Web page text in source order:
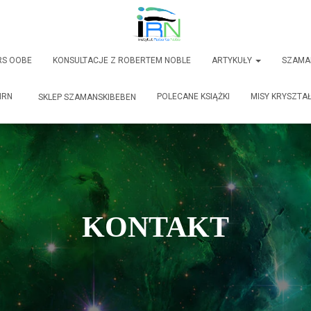
OOBE KONSULTACJE Z ROBERTEM NOBLE ARTYKUŁY
SKLEP SZAMANSKIBEBEN POLECANE KSIĄŻKI MISY
KONTAKT